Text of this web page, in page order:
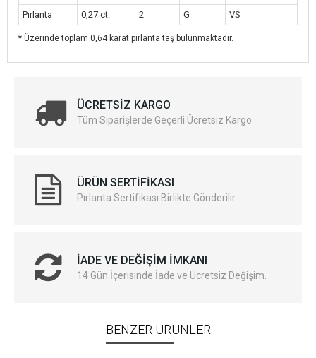
Pırlanta
0,27 ct. 2 G VS
* Üzerinde toplam 0,64 karat pırlanta taş bulunmaktadır.
ÜCRETSIZ KARGO
Tüm Siparişlerde Geçerli Ücretsiz Kargo.
ÜRÜN SERTIFIKASI
Pırlanta Sertifikası Birlikte Gönderilir.
İADE VE DEĞIŞIM İMKANI
14 Gün İçerisinde İade ve Ücretsiz Değişim.
BENZER ÜRÜNLER